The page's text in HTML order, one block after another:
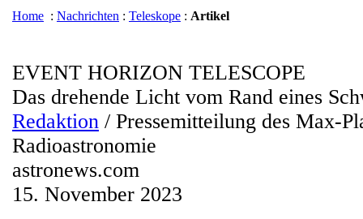
Home : Nachrichten : Teleskope : Artikel
EVENT HORIZON TELESCOPE
Das drehende Licht vom Rand eines
Redaktion / Pressemitteilung des Max-
Radioastronomie
astronews.com
15. November 2023